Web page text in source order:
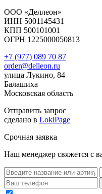
ООО «Деллеон»
ИНН 5001145431
КПП 500101001
ОГРН 1225000050813
+7 (977) 089 70 87
order@delleon.ru
улица Лукино, 84
Балашиха
Московская область
Отправить запрос
сделано в LokiPage
Срочная заявка
Наш менеджер свяжется с